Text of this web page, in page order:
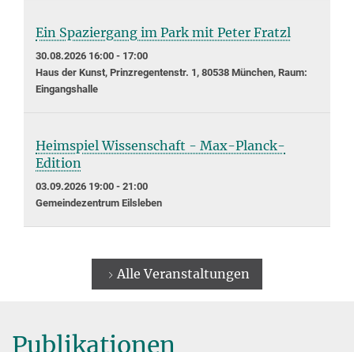
Ein Spaziergang im Park mit Peter Fratzl
30.08.2026 16:00 - 17:00
Haus der Kunst, Prinzregentenstr. 1, 80538 München, Raum:
Eingangshalle
Heimspiel Wissenschaft - Max-Planck-
Edition
03.09.2026 19:00 - 21:00
Gemeindezentrum Eilsleben
Alle Veranstaltungen
Publikationen